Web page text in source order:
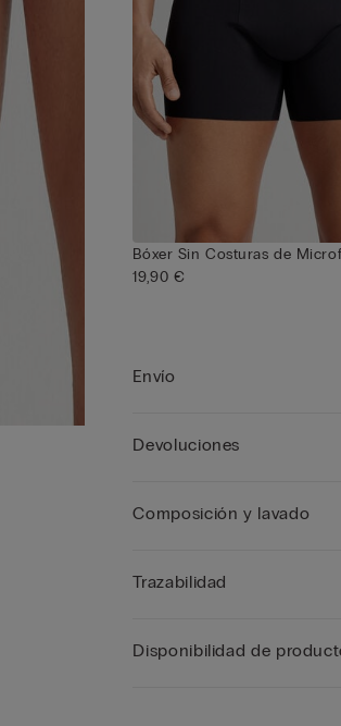
Bóxer Sin Costuras de
19,90 €
Envío
Devoluciones
Composición y lavado
Trazabilidad
Disponibilidad de